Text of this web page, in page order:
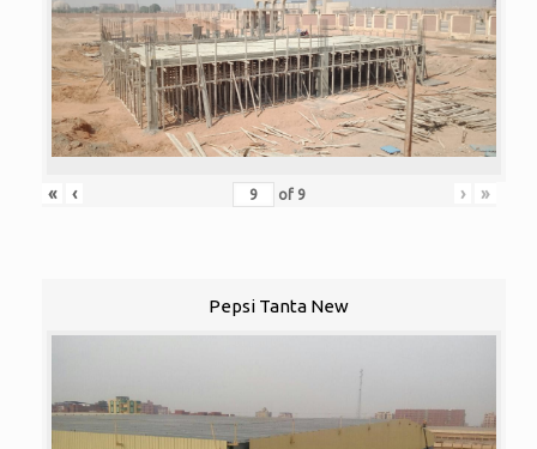
« ‹ of 9 › »
Pepsi Tanta New